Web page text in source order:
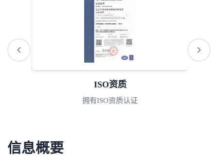
ISO资质
拥有ISO资质认证
信息概要